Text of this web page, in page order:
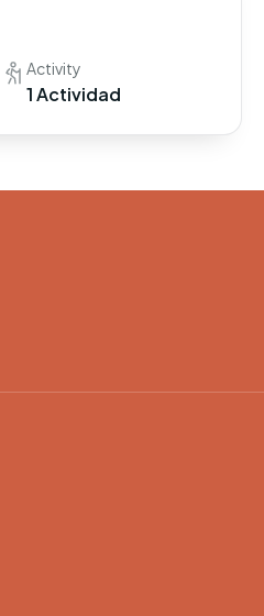
Activity
1 Actividad